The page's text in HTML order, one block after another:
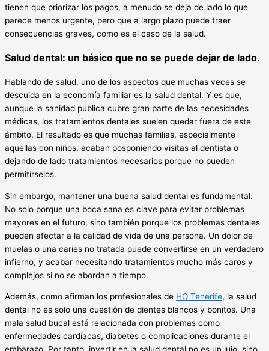
tienen que priorizar los pagos, a menudo se deja de lado lo que
parece menos urgente, pero que a largo plazo puede traer
consecuencias graves, como es el caso de la salud.
Salud dental: un básico que no se puede dejar de lado.
Hablando de salud, uno de los aspectos que muchas veces se
descuida en la economía familiar es la salud dental. Y es que,
aunque la sanidad pública cubre gran parte de las necesidades
médicas, los tratamientos dentales suelen quedar fuera de este
ámbito. El resultado es que muchas familias, especialmente
aquellas con niños, acaban posponiendo visitas al dentista o
dejando de lado tratamientos necesarios porque no pueden
permitírselos.
Sin embargo, mantener una buena salud dental es fundamental.
No solo porque una boca sana es clave para evitar problemas
mayores en el futuro, sino también porque los problemas dentales
pueden afectar a la calidad de vida de una persona. Un dolor de
muelas o una caries no tratada puede convertirse en un verdadero
infierno, y acabar necesitando tratamientos mucho más caros y
complejos si no se abordan a tiempo.
Además, como afirman los profesionales de HQ Tenerife, la salud
dental no es solo una cuestión de dientes blancos y bonitos. Una
mala salud bucal está relacionada con problemas como
enfermedades cardíacas, diabetes o complicaciones durante el